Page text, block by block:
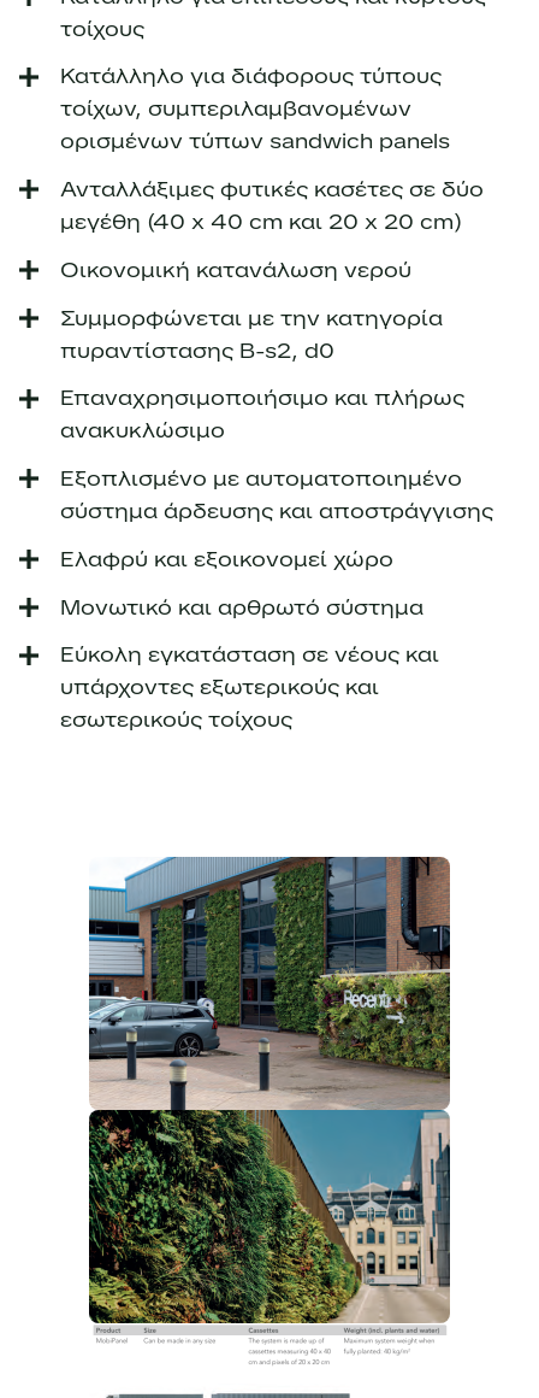
τοίχους
Κατάλληλο για διάφορους τύπους
τοίχων, συμπεριλαμβανομένων
ορισμένων τύπων sandwich panels
Ανταλλάξιμες φυτικές κασέτες σε δύο
μεγέθη (40 x 40 cm και 20 x 20 cm)
Οικονομική κατανάλωση νερού
Συμμορφώνεται με την κατηγορία
πυραντίστασης B-s2, d0
Επαναχρησιμοποιήσιμο και πλήρως
ανακυκλώσιμο
Εξοπλισμένο με αυτοματοποιημένο
σύστημα άρδευσης και αποστράγγισης
Ελαφρύ και εξοικονομεί χώρο
Μονωτικό και αρθρωτό σύστημα
Εύκολη εγκατάσταση σε νέους και
υπάρχοντες εξωτερικούς και
εσωτερικούς τοίχους